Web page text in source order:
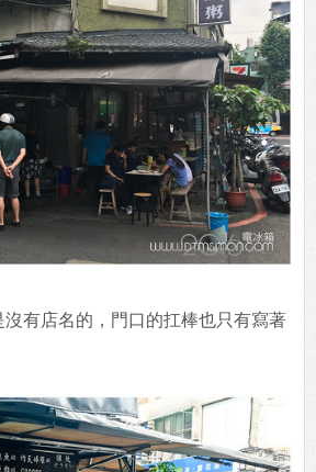
有店名的，門口的扛棒也只有寫著